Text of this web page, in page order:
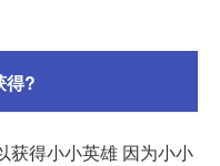
得?
获得小小英雄 因为小小